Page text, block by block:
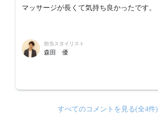
マッサージが長くて気持ち良かったです。
担当スタイリスト
森田 優
すべてのコメントを見る(全4件)